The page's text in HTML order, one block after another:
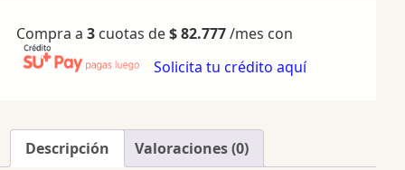
Compra a 3 cuotas de$82.777/mes con
Solicita tu crédito aquí
Descripción Valoraciones (0)